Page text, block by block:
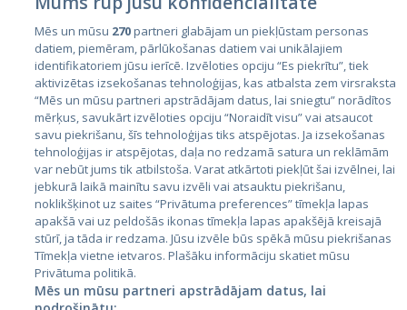
Valstis
Igaunija
Latvija
Lietuva
Mēs un mūsu 270partneri glabājam un piekļūstam personas
datiem, piemēram, pārlūkošanas datiem vai unikālajiem
identifikatoriem jūsu ierīcē. Izvēloties opciju “Es piekrītu”, tiek
aktivizētas izsekošanas tehnoloģijas, kas atbalsta zem virsraksta
“Mēs un mūsu partneri apstrādājam datus, lai sniegtu” norādītos
mērķus, savukārt izvēloties opciju “Noraidīt visu” vai atsaucot
savu piekrišanu, šīs tehnoloģijas tiks atspējotas. Ja izsekošanas
tehnoloģijas ir atspējotas, daļa no redzamā satura un reklāmām
var nebūt jums tik atbilstoša. Varat atkārtoti piekļūt šai izvēlnei, lai
jebkurā laikā mainītu savu izvēli vai atsauktu piekrišanu,
noklikšķinot uz saites “Privātuma preferences” tīmekļa lapas
apakšā vai uz peldošās ikonas tīmekļa lapas apakšējā kreisajā
stūrī, ja tāda ir redzama. Jūsu izvēle būs spēkā mūsu piekrišanas
Tīmekļa vietne ietvaros. Plašāku informāciju skatiet mūsu
Privātuma politikā.
Mēs un mūsu partneri apstrādājam datus, lai